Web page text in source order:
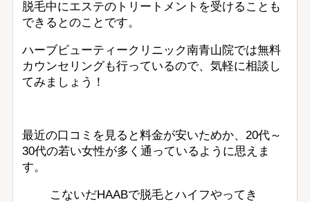
脱毛中にエステのトリートメントを受けることも
できるとのことです。
ハーブビューティークリニック南青山院では無料
カウンセリングも行っているので、気軽に相談し
てみましょう！
最近の口コミを見ると料金が安いためか、20代～
30代の若い女性が多く通っているように思えま
す。
こないだHAABで脱毛とハイフやってき